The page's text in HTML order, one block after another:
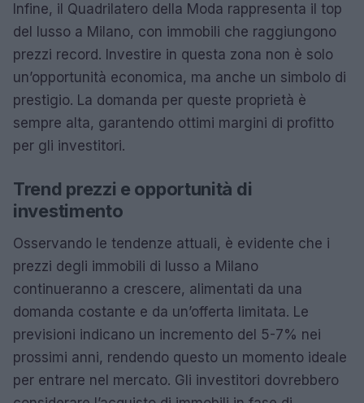
Infine, il Quadrilatero della Moda rappresenta il top
del lusso a Milano, con immobili che raggiungono
prezzi record. Investire in questa zona non è solo
un’opportunità economica, ma anche un simbolo di
prestigio. La domanda per queste proprietà è
sempre alta, garantendo ottimi margini di profitto
per gli investitori.
Trend prezzi e opportunità di
investimento
Osservando le tendenze attuali, è evidente che i
prezzi degli immobili di lusso a Milano
continueranno a crescere, alimentati da una
domanda costante e da un’offerta limitata. Le
previsioni indicano un incremento del 5-7% nei
prossimi anni, rendendo questo un momento ideale
per entrare nel mercato. Gli investitori dovrebbero